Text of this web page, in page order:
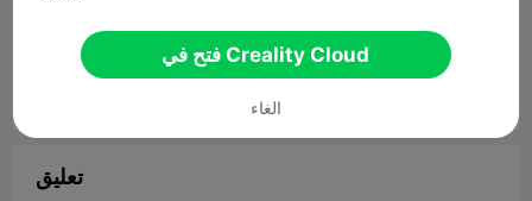
نموذج ثلاثي الأبعاد ذو صلة
9
تعليق
فتح في Creality Cloud
الغاء